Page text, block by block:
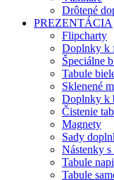
Drôtené
PREZENTÁCIA
Flipcharty
Doplnky k
Špeciálne
Tabule
Sklenené
Doplnky k
Čistenie
Magnety
Sady
Nástenky
Tabule
Tabule